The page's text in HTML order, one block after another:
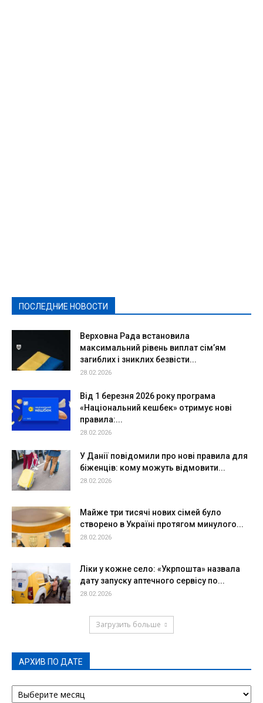
ПОСЛЕДНИЕ НОВОСТИ
Верховна Рада встановила
максимальний рівень виплат сім’ям
загиблих і зниклих безвісти...
28.02.2026
Від 1 березня 2026 року програма
«Національний кешбек» отримує нові
правила:...
28.02.2026
У Данії повідомили про нові правила для
біженців: кому можуть відмовити...
28.02.2026
Майже три тисячі нових сімей було
створено в Україні протягом минулого...
28.02.2026
Ліки у кожне село: «Укрпошта» назвала
дату запуску аптечного сервісу по...
28.02.2026
Загрузить больше
АРХИВ ПО ДАТЕ
АРХИВ
ПО